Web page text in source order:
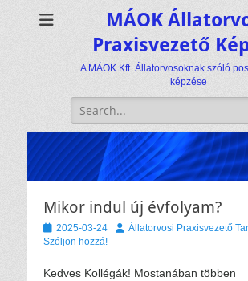
MÁOK
Praxisvezető
A MÁOK Kft. Állatorvosoknak szóló
képzése
Keresés:
Mikor indul új évfolyam?
Közzétéve
2025-03-24 SzerzőÁllatorvosi Praxisvezető
Szóljon hozzá!
Kedves Kollégák! Mostanában többen